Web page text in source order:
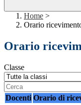
Home >
Orario
Orario
Classe
Docenti Orario di